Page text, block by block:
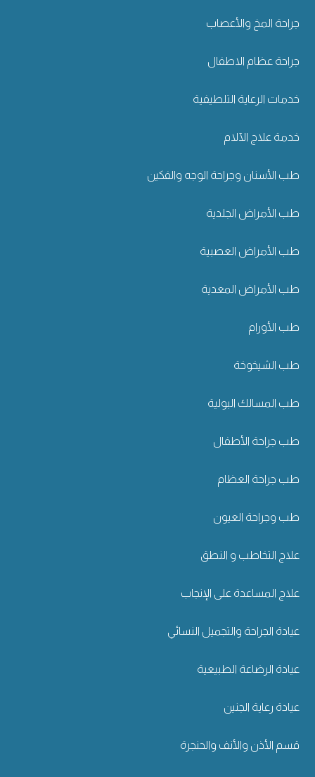
جراحة المخ والأعصاب
جراحة عظام الاطفال
خدمات الرعاية التلطيفية
خدمة علاج الآلام
طب الأسنان وجراحة الوجه والفكين
طب الأمراض الجلدية
طب الأمراض العصبية
طب الأمراض المعدية
طب الأورام
طب الشيخوخة
طب المسالك البولية
طب جراحة الأطفال
طب جراحة العظام
طب وجراحة العيون
علاج التخاطب و النطق
علاج المساعدة على الإنجاب
عيادة الجراحة والتجميل النسائي
عيادة الرضاعة الطبيعية
عيادة رعاية الجنين
قسم الأذن والأنف والحنجرة